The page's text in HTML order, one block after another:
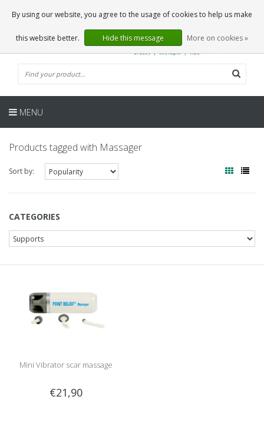
0 Articles
EN
MENU
Products tagged with Massager
Sort by:
CATEGORIES
Mini Vibrator scar massage
€21,90
By using our website, you agree to the usage of cookies to help us make
this website better. Hide this message More on cookies »